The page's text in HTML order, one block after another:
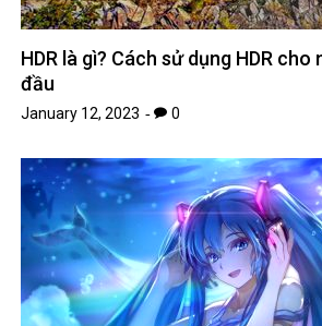
HDR là gì? Cách sử dụng HDR cho
đầu
January 12, 2023 0